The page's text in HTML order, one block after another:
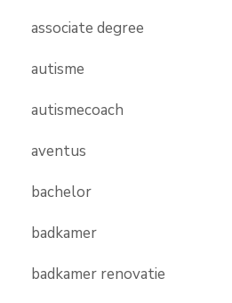
associate degree
autisme
autismecoach
aventus
bachelor
badkamer
badkamer renovatie